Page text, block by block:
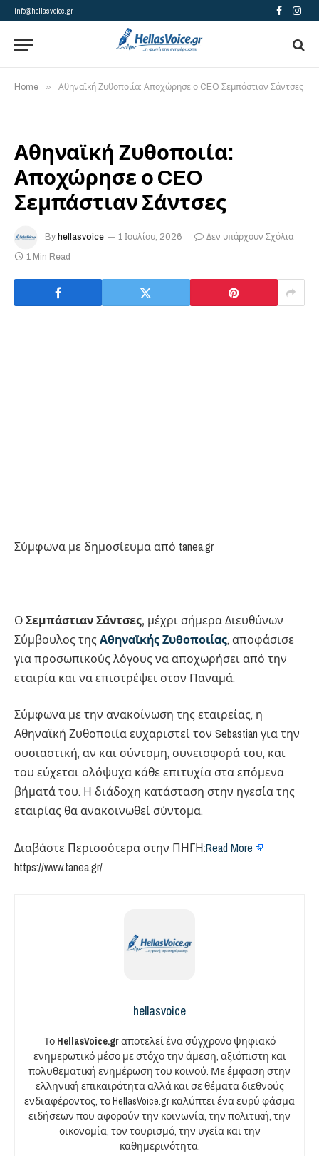
info@hellasvoice.gr Facebook
Home » Αθηναϊκή Ζυθοποιία: Αποχώρησε ο CEO Σεμπάστιαν Σάντσες
Αθηναϊκή Ζυθοποιία:
Αποχώρησε ο CEO
Σεμπάστιαν Σάντσες
By hellasvoice 1 Ιουλίου, 2026
Δεν υπάρχουν Σχόλια
1 Min Read
Σύμφωνα με δημοσίευμα από tanea.gr
ΟΣεμπάστιαν Σάντσες, μέχρι σήμερα Διευθύνων
Σύμβουλος τηςΑθηναϊκής Ζυθοποιίας, αποφάσισε
για προσωπικούς λόγους να αποχωρήσει από την
εταιρία και να επιστρέψει στον Παναμά.
Σύμφωνα με την ανακοίνωση της εταιρείας, η
Αθηναϊκή Ζυθοποιία ευχαριστεί τον Sebastian για την
ουσιαστική, αν και σύντομη, συνεισφορά του, και
του εύχεται ολόψυχα κάθε επιτυχία στα επόμενα
βήματά του. Η διάδοχη κατάσταση στην ηγεσία της
εταιρίας θα ανακοινωθεί σύντομα.
Διαβάστε Περισσότερα στην ΠΗΓΗ:Read More
https://www.tanea.gr/
hellasvoice
Το HellasVoice.grαποτελεί ένα σύγχρονο ψηφιακό
ενημερωτικό μέσο με στόχο την άμεση, αξιόπιστη και
πολυθεματική ενημέρωση του κοινού. Με έμφαση στην
ελληνική επικαιρότητα αλλά και σε θέματα διεθνούς
ενδιαφέροντος, το HellasVoice.gr καλύπτει ένα ευρύ φάσμα
ειδήσεων που αφορούν την κοινωνία, την πολιτική, την
οικονομία, τον τουρισμό, την υγεία και την
καθημερινότητα.